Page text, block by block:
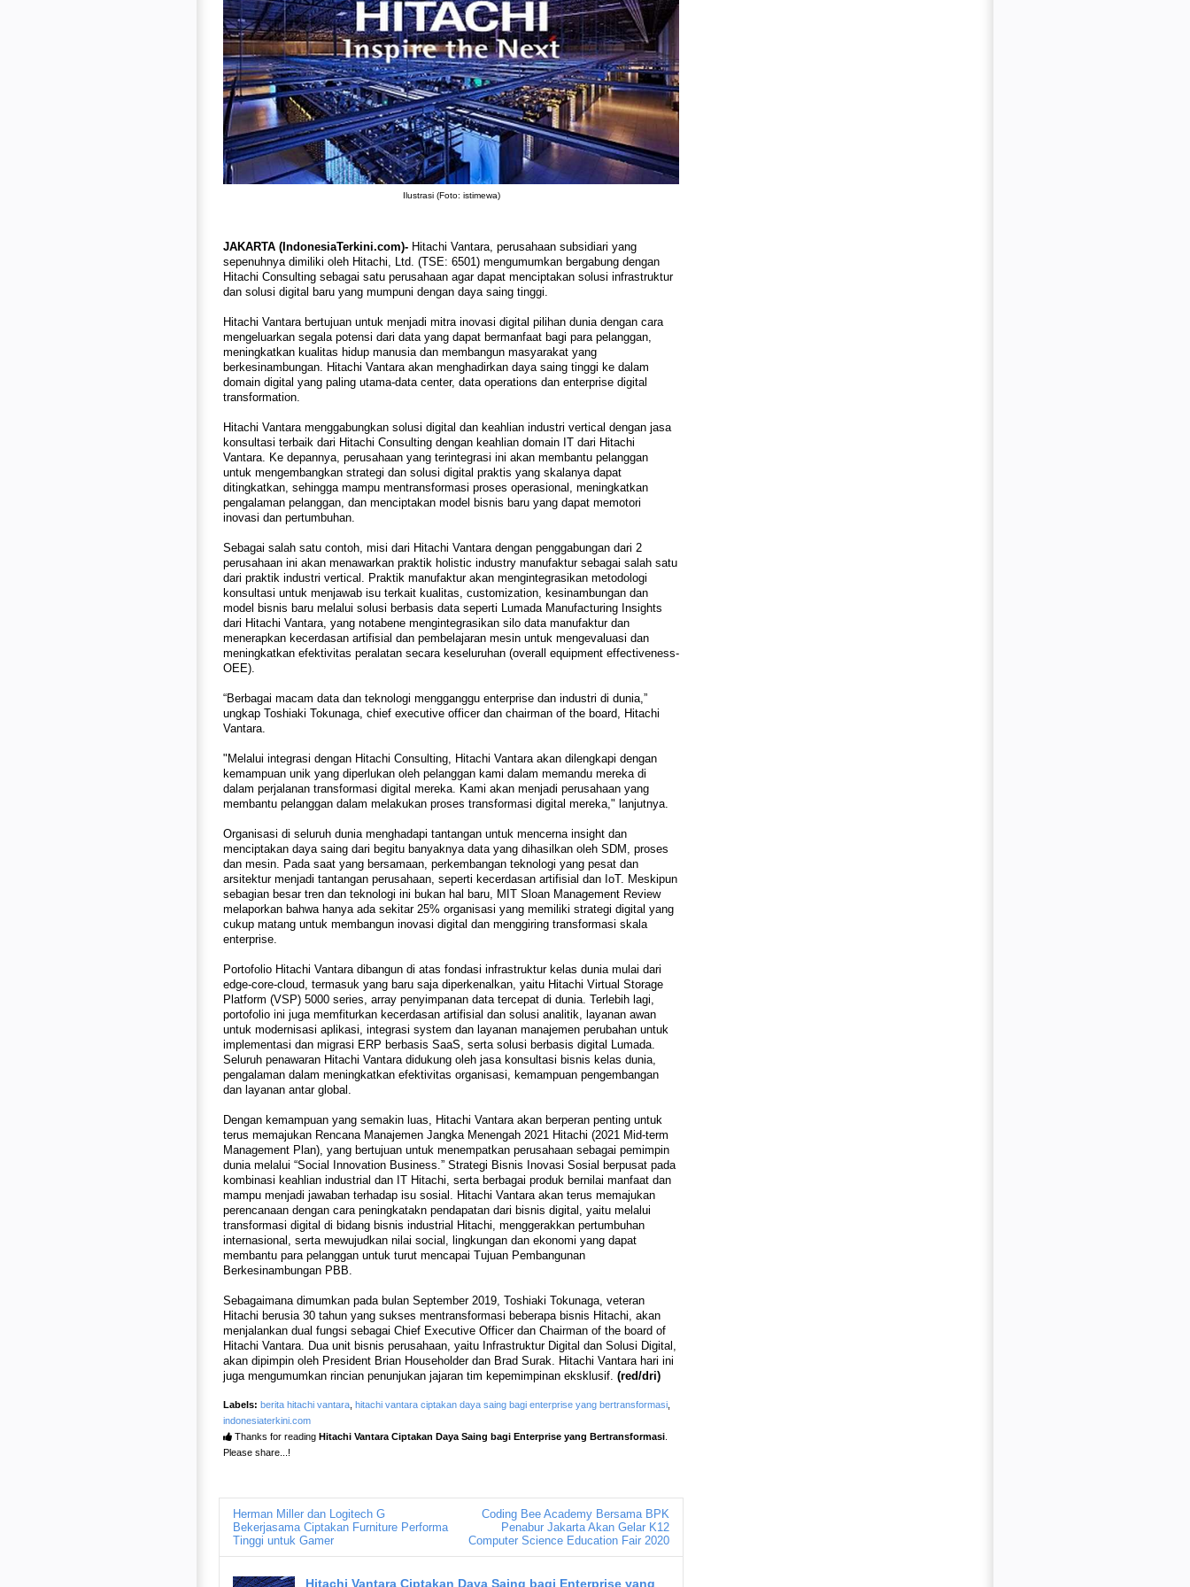
Ilustrasi (Foto: istimewa)
JAKARTA (IndonesiaTerkini.com)- Hitachi Vantara, perusahaan subsidiari yang
sepenuhnya dimiliki oleh Hitachi, Ltd. (TSE: 6501) mengumumkan bergabung dengan
Hitachi Consulting sebagai satu perusahaan agar dapat menciptakan solusi infrastruktur
dan solusi digital baru yang mumpuni dengan daya saing tinggi.
Hitachi Vantara bertujuan untuk menjadi mitra inovasi digital pilihan dunia dengan cara
mengeluarkan segala potensi dari data yang dapat bermanfaat bagi para pelanggan,
meningkatkan kualitas hidup manusia dan membangun masyarakat yang
berkesinambungan. Hitachi Vantara akan menghadirkan daya saing tinggi ke dalam
domain digital yang paling utama-data center, data operations dan enterprise digital
transformation.
Hitachi Vantara menggabungkan solusi digital dan keahlian industri vertical dengan jasa
konsultasi terbaik dari Hitachi Consulting dengan keahlian domain IT dari Hitachi
Vantara. Ke depannya, perusahaan yang terintegrasi ini akan membantu pelanggan
untuk mengembangkan strategi dan solusi digital praktis yang skalanya dapat
ditingkatkan, sehingga mampu mentransformasi proses operasional, meningkatkan
pengalaman pelanggan, dan menciptakan model bisnis baru yang dapat memotori
inovasi dan pertumbuhan.
Sebagai salah satu contoh, misi dari Hitachi Vantara dengan penggabungan dari 2
perusahaan ini akan menawarkan praktik holistic industry manufaktur sebagai salah satu
dari praktik industri vertical. Praktik manufaktur akan mengintegrasikan metodologi
konsultasi untuk menjawab isu terkait kualitas, customization, kesinambungan dan
model bisnis baru melalui solusi berbasis data seperti Lumada Manufacturing Insights
dari Hitachi Vantara, yang notabene mengintegrasikan silo data manufaktur dan
menerapkan kecerdasan artifisial dan pembelajaran mesin untuk mengevaluasi dan
meningkatkan efektivitas peralatan secara keseluruhan (overall equipment effectiveness-
OEE).
“Berbagai macam data dan teknologi mengganggu enterprise dan industri di dunia,”
ungkap Toshiaki Tokunaga, chief executive officer dan chairman of the board, Hitachi
Vantara.
"Melalui integrasi dengan Hitachi Consulting, Hitachi Vantara akan dilengkapi dengan
kemampuan unik yang diperlukan oleh pelanggan kami dalam memandu mereka di
dalam perjalanan transformasi digital mereka. Kami akan menjadi perusahaan yang
membantu pelanggan dalam melakukan proses transformasi digital mereka," lanjutnya.
Organisasi di seluruh dunia menghadapi tantangan untuk mencerna insight dan
menciptakan daya saing dari begitu banyaknya data yang dihasilkan oleh SDM, proses
dan mesin. Pada saat yang bersamaan, perkembangan teknologi yang pesat dan
arsitektur menjadi tantangan perusahaan, seperti kecerdasan artifisial dan IoT. Meskipun
sebagian besar tren dan teknologi ini bukan hal baru, MIT Sloan Management Review
melaporkan bahwa hanya ada sekitar 25% organisasi yang memiliki strategi digital yang
cukup matang untuk membangun inovasi digital dan menggiring transformasi skala
enterprise.
Portofolio Hitachi Vantara dibangun di atas fondasi infrastruktur kelas dunia mulai dari
edge-core-cloud, termasuk yang baru saja diperkenalkan, yaitu Hitachi Virtual Storage
Platform (VSP) 5000 series, array penyimpanan data tercepat di dunia. Terlebih lagi,
portofolio ini juga memfiturkan kecerdasan artifisial dan solusi analitik, layanan awan
untuk modernisasi aplikasi, integrasi system dan layanan manajemen perubahan untuk
implementasi dan migrasi ERP berbasis SaaS, serta solusi berbasis digital Lumada.
Seluruh penawaran Hitachi Vantara didukung oleh jasa konsultasi bisnis kelas dunia,
pengalaman dalam meningkatkan efektivitas organisasi, kemampuan pengembangan
dan layanan antar global.
Dengan kemampuan yang semakin luas, Hitachi Vantara akan berperan penting untuk
terus memajukan Rencana Manajemen Jangka Menengah 2021 Hitachi (2021 Mid-term
Management Plan), yang bertujuan untuk menempatkan perusahaan sebagai pemimpin
dunia melalui “Social Innovation Business.” Strategi Bisnis Inovasi Sosial berpusat pada
kombinasi keahlian industrial dan IT Hitachi, serta berbagai produk bernilai manfaat dan
mampu menjadi jawaban terhadap isu sosial. Hitachi Vantara akan terus memajukan
perencanaan dengan cara peningkatakn pendapatan dari bisnis digital, yaitu melalui
transformasi digital di bidang bisnis industrial Hitachi, menggerakkan pertumbuhan
internasional, serta mewujudkan nilai social, lingkungan dan ekonomi yang dapat
membantu para pelanggan untuk turut mencapai Tujuan Pembangunan
Berkesinambungan PBB.
Sebagaimana dimumkan pada bulan September 2019, Toshiaki Tokunaga, veteran
Hitachi berusia 30 tahun yang sukses mentransformasi beberapa bisnis Hitachi, akan
menjalankan dual fungsi sebagai Chief Executive Officer dan Chairman of the board of
Hitachi Vantara. Dua unit bisnis perusahaan, yaitu Infrastruktur Digital dan Solusi Digital,
akan dipimpin oleh President Brian Householder dan Brad Surak. Hitachi Vantara hari ini
juga mengumumkan rincian penunjukan jajaran tim kepemimpinan eksklusif. (red/dri)
Labels: berita hitachi vantara hitachi vantara ciptakan daya saing bagi enterprise yang bertransformasi
indonesiaterkini.com
Thanks for reading Hitachi Vantara Ciptakan Daya Saing bagi Enterprise yang Bertransformasi
Please share...!
Herman Miller dan Logitech G
Bekerjasama Ciptakan Furniture Performa
Tinggi untuk Gamer
Coding Bee Academy Bersama BPK
Penabur Jakarta Akan Gelar K12
Computer Science Education Fair 2020
Hitachi Vantara Ciptakan Daya Saing bagi Enterprise yang